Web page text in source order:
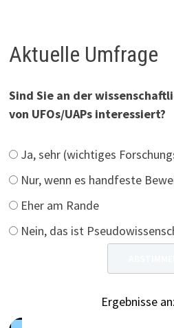
Aktuelle Umfrage
Sind Sie an der
von UFOs/UAPs interessiert?
Ja, sehr (wichtiges
Nur, wenn es handfeste
Eher am Rande
Nein, das ist
Ergebnisse